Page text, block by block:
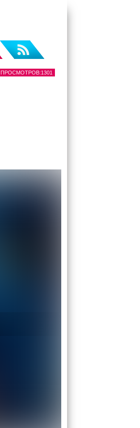
ПРОСМОТРОВ:1301